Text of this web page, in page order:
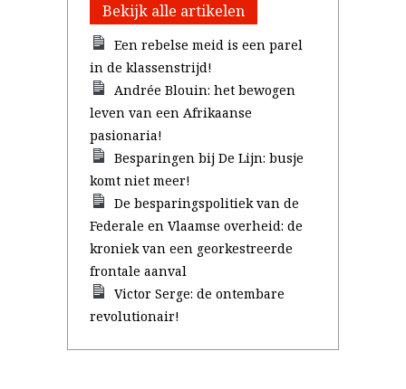
Bekijk alle artikelen
Een rebelse meid is een parel
in de klassenstrijd!
Andrée Blouin: het bewogen
leven van een Afrikaanse
pasionaria!
Besparingen bij De Lijn: busje
komt niet meer!
De besparingspolitiek van de
Federale en Vlaamse overheid: de
kroniek van een georkestreerde
frontale aanval
Victor Serge: de ontembare
revolutionair!